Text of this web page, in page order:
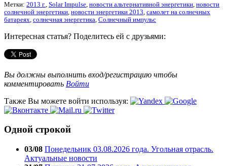
Метки: 2013 г. Solar Impulse новости альтернативной энергетики новости
солнечной энергетики новости энергетики 2013 самолет на солнечных
батареях солнечная энергетика Солнечный импульс
Интересная статья? Поделитесь ей с друзьями:
Вы должны выполнить вход/регистрацию чтобы
комментировать Войти
Также Вы можете войти используя:
Одной строкой
03/08 Понедельник 03.08.2026 года. Угольная отрасль.
Актуальные новости